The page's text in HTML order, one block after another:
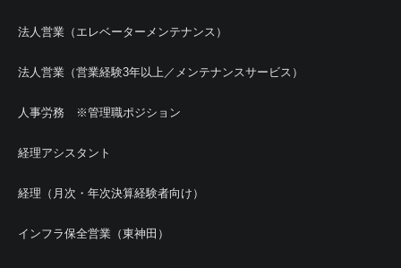
法人営業（エレベーターメンテナンス）
法人営業（営業経験3年以上／メンテナンスサービス）
人事労務 ※管理職ポジション
経理アシスタント
経理（月次・年次決算経験者向け）
インフラ保全営業（東神田）